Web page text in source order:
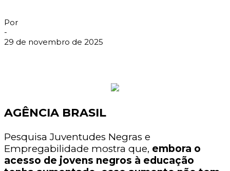
Por
-
29 de novembro de 2025
AGÊNCIA BRASIL
Pesquisa Juventudes Negras e
Empregabilidade mostra que, embora o
acesso de jovens negros à educação